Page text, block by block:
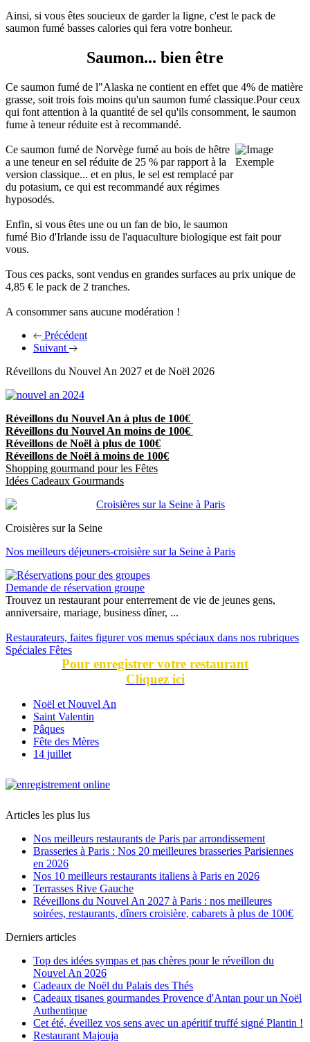
Ainsi, si vous êtes soucieux de garder la ligne, c'est le pack de
saumon fumé basses calories qui fera votre bonheur.
Saumon... bien être
Ce saumon fumé de l"Alaska ne contient en effet que 4% de matière
grasse, soit trois fois moins qu'un saumon fumé classique.Pour ceux
qui font attention à la quantité de sel qu'ils consomment, le saumon
fume à teneur réduite est à recommandé.
Ce saumon fumé de Norvège fumé au bois de hêtre
a une teneur en sel réduite de 25 % par rapport à la
version classique... et en plus, le sel est remplacé par
du potasium, ce qui est recommandé aux régimes
hyposodés.
Enfin, si vous êtes une ou un fan de bio, le saumon
fumé Bio d'Irlande issu de l'aquaculture biologique est fait pour
vous.
Tous ces packs, sont vendus en grandes surfaces au prix unique de
4,85 € le pack de 2 tranches.
A consommer sans aucune modération !
Précédent
Suivant
Réveillons du Nouvel An 2027 et de Noël 2026
Réveillons du Nouvel An à plus de 100€
Réveillons du Nouvel An moins de 100€
Réveillons de Noël à plus de 100€
Réveillons de Noël à moins de 100€
Shopping gourmand pour les Fêtes
Idées Cadeaux Gourmands
Croisières sur la Seine
Nos meilleurs déjeuners-croisière sur la Seine à Paris
Demande de réservation groupe
Trouvez un restaurant pour enterrement de vie de jeunes gens,
anniversaire, mariage, business dîner, ...
Restaurateurs, faites figurer vos menus spéciaux dans nos rubriques
Spéciales Fêtes
Pour enregistrer votre restaurant
Cliquez ici
Noël et Nouvel An
Saint Valentin
Pâques
Fête des Mères
14 juillet
Articles les plus lus
Nos meilleurs restaurants de Paris par arrondissement
Brasseries à Paris : Nos 20 meilleures brasseries Parisiennes
en 2026
Nos 10 meilleurs restaurants italiens à Paris en 2026
Terrasses Rive Gauche
Réveillons du Nouvel An 2027 à Paris : nos meilleures
soirées, restaurants, dîners croisière, cabarets à plus de 100€
Derniers articles
Top des idées sympas et pas chères pour le réveillon du
Nouvel An 2026
Cadeaux de Noël du Palais des Thés
Cadeaux tisanes gourmandes Provence d'Antan pour un Noël
Authentique
Cet été, éveillez vos sens avec un apéritif truffé signé Plantin !
Restaurant Majouja